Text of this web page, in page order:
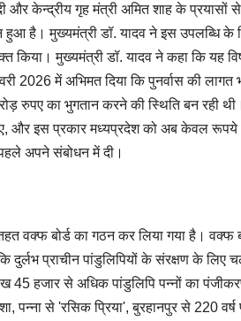
और केन्द्रीय गृह मंत्री अमित शाह के प्रयासों
है। मुख्यमंत्री डॉ. यादव ने इस उपलब्धि के
मुख्यमंत्री डॉ. यादव ने कहा कि यह
2026 में अभिमत दिया कि पुनर्वास की लागत
रुपए का भुगतान करने की स्थिति बन रही
और इस प्रकार मध्यप्रदेश को अब केवल रूपये
अपने संबोधन में दी।
वक्फ बोर्ड का गठन कर लिया गया है। वक्फ
प्राचीन पांडुलिपियों के संरक्षण के लिए
हजार से अधिक पांडुलिपि पन्नों का
से 'रसिक प्रिया', बुरहानपुर से 220 वर्ष